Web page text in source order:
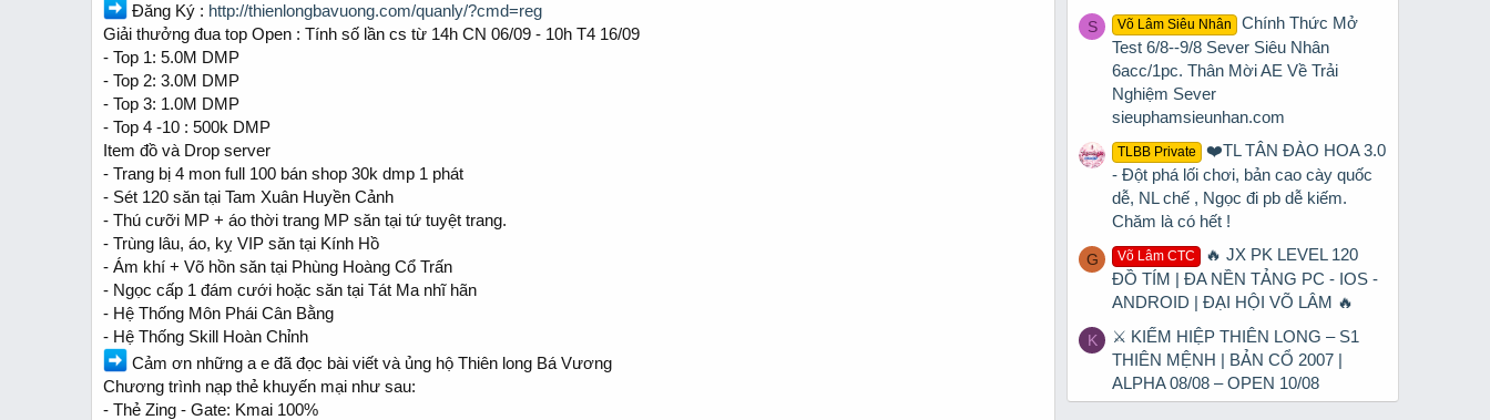
Đăng Ký : http://thienlongbavuong.com/quanly/?cmd=reg
Giải thưởng đua top Open : Tính số lần cs từ 14h CN 06/09 - 10h T4 16/09
- Top 1: 5.0M DMP
- Top 2: 3.0M DMP
- Top 3: 1.0M DMP
- Top 4 -10 : 500k DMP
Item đồ và Drop server
- Trang bị 4 mon full 100 bán shop 30k dmp 1 phát
- Sét 120 săn tại Tam Xuân Huyền Cảnh
- Thú cưỡi MP + áo thời trang MP săn tại tứ tuyệt trang.
- Trùng lâu, áo, kỵ VIP săn tại Kính Hồ
- Ám khí + Võ hồn săn tại Phùng Hoàng Cổ Trấn
- Ngọc cấp 1 đám cưới hoặc săn tại Tát Ma nhĩ hãn
- Hệ Thống Môn Phái Cân Bằng
- Hệ Thống Skill Hoàn Chỉnh
Cảm ơn những a e đã đọc bài viết và ủng hộ Thiên long Bá Vương
Chương trình nạp thẻ khuyến mại như sau:
- Thẻ Zing - Gate: Kmai 100%
S Võ Lâm Siêu Nhân
Chính Thức Mở
Test 6/8--9/8 Sever Siêu Nhân
6acc/1pc. Thân Mời AE Về Trải
Nghiệm Sever
sieuphamsieunhan.com
TLBB Private
❤️TL TÂN ĐÀO HOA 3.0
- Đột phá lối chơi, bản cao cày quốc
dễ, NL chế , Ngọc đi pb dễ kiếm.
Chăm là có hết !
G Võ Lâm CTC
🔥 JX PK LEVEL 120
ĐỒ TÍM | ĐA NỀN TẢNG PC - IOS -
ANDROID | ĐẠI HỘI VÕ LÂM 🔥
K
⚔ KIẾM HIỆP THIÊN LONG – S1
THIÊN MỆNH | BẢN CỔ 2007 |
ALPHA 08/08 – OPEN 10/08